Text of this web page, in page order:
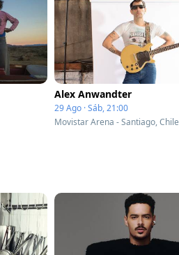
Alex Anwandter
29 Ago · Sáb, 21:00
Movistar Arena - Santiago, Chile